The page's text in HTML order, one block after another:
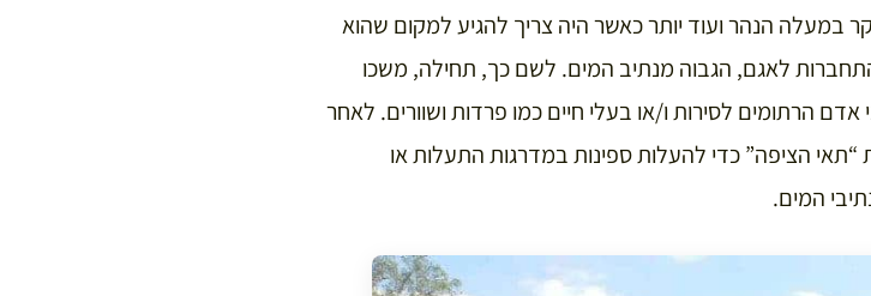
במעלה הנהר ועוד יותר כאשר היה צריך להגיע למקום שהוא
לאגם, הגבוה מנתיב המים. לשם כך, תחילה, משכו
הרתומים לסירות ו/או בעלי חיים כמו פרדות ושוורים. לאחר
הציפה” כדי להעלות ספינות במדרגות התעלות או
המים.